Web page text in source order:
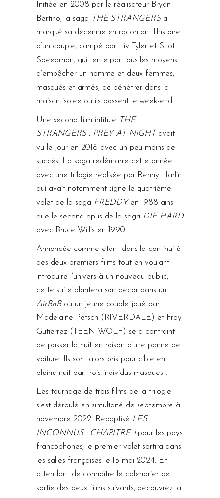
Initiée en 2008 par le réalisateur Bryan
Bertino, la saga THE STRANGERS a
marqué sa décennie en racontant l’histoire
d’un couple, campé par Liv Tyler et Scott
Speedman, qui tente par tous les moyens
d’empêcher un homme et deux femmes,
masqués et armés, de pénétrer dans la
maison isolée où ils passent le week-end.
Une second film intitulé THE
STRANGERS : PREY AT NIGHT avait
vu le jour en 2018 avec un peu moins de
succès. La saga redémarre cette année
avec une trilogie réalisée par Renny Harlin
qui avait notamment signé le quatrième
volet de la saga FREDDYen 1988 ainsi
que le second opus de la saga DIE HARD
avec Bruce Willis en 1990.
Annoncée comme étant dans la continuité
des deux premiers films tout en voulant
introduire l’univers à un nouveau public,
cette suite plantera son décor dans un
AirBnBoù un jeune couple joué par
Madelaine Petsch (RIVERDALE) et Froy
Gutierrez (TEEN WOLF) sera contraint
de passer la nuit en raison d’une panne de
voiture. Ils sont alors pris pour cible en
pleine nuit par trois individus masqués…
Les tournage de trois films de la trilogie
s’est déroulé en simultané de septembre à
novembre 2022. Rebaptisé LES
INCONNUS : CHAPITRE 1 pour les pays
francophones, le premier volet sortira dans
les salles françaises le 15 mai 2024. En
attendant de connaître le calendrier de
sortie des deux films suivants, découvrez la